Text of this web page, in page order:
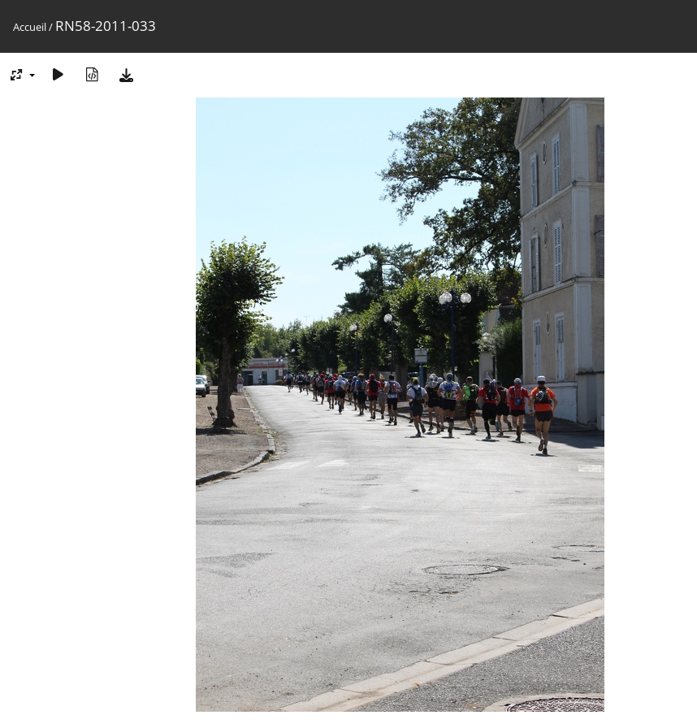
Accueil/ RN58-2011-033